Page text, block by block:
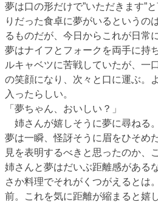
夢は口の形だけで”いただきます”
りだった食卓に夢がいるというの
るものだが、今日からこれが日常
夢はナイフとフォークを両手に持
ルキャベツに苦戦していたが、一
の笑顔になり、次々と口に運ぶ。
入ったらしい。
「夢ちゃん、おいしい？」
姉さんが嬉しそうに夢に尋ねる。
夢は一瞬、怪訝そうに眉をひそめ
見を表明するべきと思ったのか、
姉さんと夢はだいぶ距離感がある
さか料理でそれがくつがえるとは
前。これを気に距離が縮まると嬉し